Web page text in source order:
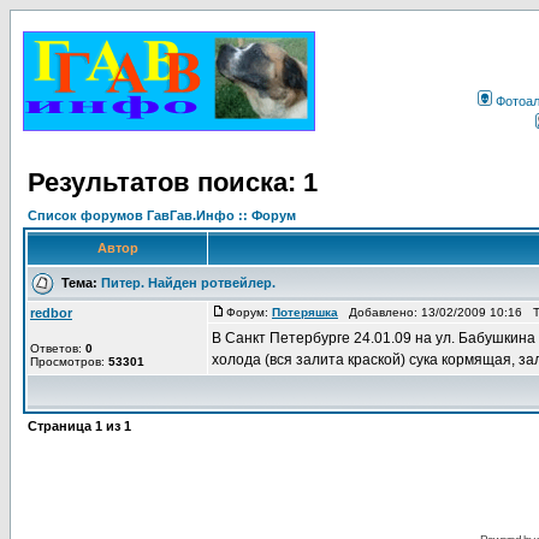
Результатов поиска: 1
Список форумов ГавГав.Инфо :: Форум
Автор
Тема: Питер. Найден ротвейлер.
redbor
Ответов: 0
Просмотров: 53301
Форум: Потеряшка Добавлено: 13/02/2009 10:16
В Санкт Петербурге 24.01.09 на ул.
холода (вся залита краской) сука кормящая,
Страница 1 из 1